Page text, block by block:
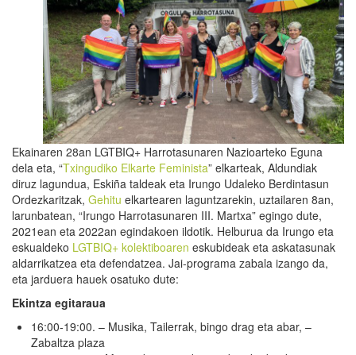
Ekainaren 28an LGTBIQ+ Harrotasunaren Nazioarteko Eguna
dela eta, “Txingudiko Elkarte Feminista” elkarteak, Aldundiak
diruz lagundua, Eskiña taldeak eta Irungo Udaleko Berdintasun
Ordezkaritzak, Gehitu elkartearen laguntzarekin, uztailaren 8an,
larunbatean, “Irungo Harrotasunaren III. Martxa” egingo dute,
2021ean eta 2022an egindakoen ildotik. Helburua da Irungo eta
eskualdeko LGTBIQ+ kolektiboaren eskubideak eta askatasunak
aldarrikatzea eta defendatzea. Jai-programa zabala izango da,
eta jarduera hauek osatuko dute:
Ekintza egitaraua
16:00-19:00. – Musika, Tailerrak, bingo drag eta abar, –
Zabaltza plaza